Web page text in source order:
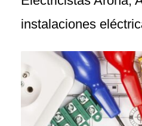
instalaciones